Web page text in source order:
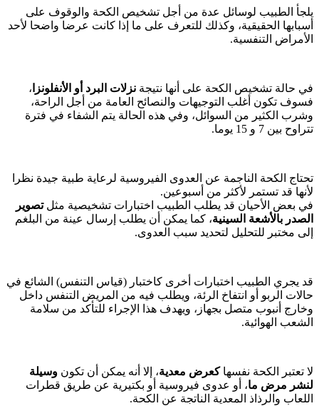
يلجأ الطبيب لوسائل عدة من أجل تشخيص الكحة والوقوف على
أسبابها الحقيقية، وكذلك للتعرف على ما إذا كانت عرضا واضحا لأحد
الأمراض التنفسية.
في حالة تشخيص الكحة على أنها نتيجة نزلات البرد أو الأنفلونزا ،
فسوف تكون أغلب التوجيهات والنصائح العامة من أجل الراحة،
وشرب الكثير من السوائل، وفي هذه الحالة يتم الشفاء في فترة
تتراوح بين 7 و 15 يوما.
تحتاج الكحة الناجمة عن العدوى الفيروسية لرعاية طبية جيدة نظرا
لأنها قد تستمر لأكثر من أسبوعين.
في بعض الأحيان قد يطلب الطبيب اختبارات تشخيصية مثلتصوير
الصدر بالأشعة السينية، كما يمكن أن يطلب إرسال عينة من البلغم
إلى مختبر للتحليل لتحديد سبب العدوى.
قد يجري الطبيب اختبارات أخرى كاختبار (قياس التنفس) الشائع في
حالات الربو أو انتفاخ الرئة، ويطلب فيه من المريض التنفس داخل
وخارج أنبوب متصل بجهاز، ويهدف هذا الإجراء للتأكد من سلامة
الشعب الهوائية.
لا تعتبر الكحة نفسها كعرض معدية، إلا أنه يمكن أن تكون وسيلة
لنشر مرض ما، أو عدوى فيروسية أو بكتيرية عن طريق قطرات
اللعاب والرذاذ المعدية الناتجة عن الكحة.